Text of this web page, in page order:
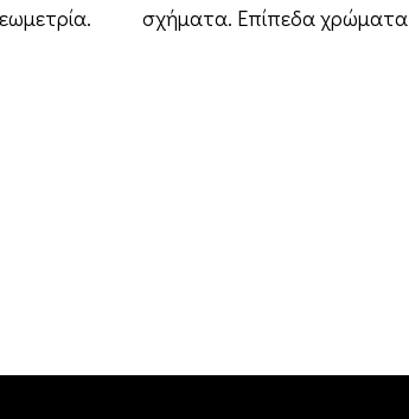
σχήματα. Επίπεδα χρώματα